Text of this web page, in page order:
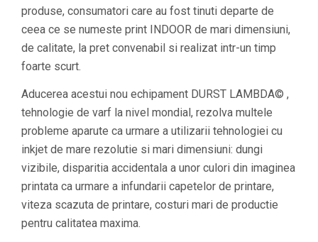
produse, consumatori care au fost tinuti departe de
ceea ce se numeste print INDOOR de mari dimensiuni,
de calitate, la pret convenabil si realizat intr-un timp
foarte scurt.
Aducerea acestui nou echipament DURST LAMBDA© ,
tehnologie de varf la nivel mondial, rezolva multele
probleme aparute ca urmare a utilizarii tehnologiei cu
inkjet de mare rezolutie si mari dimensiuni: dungi
vizibile, disparitia accidentala a unor culori din imaginea
printata ca urmare a infundarii capetelor de printare,
viteza scazuta de printare, costuri mari de productie
pentru calitatea maxima.